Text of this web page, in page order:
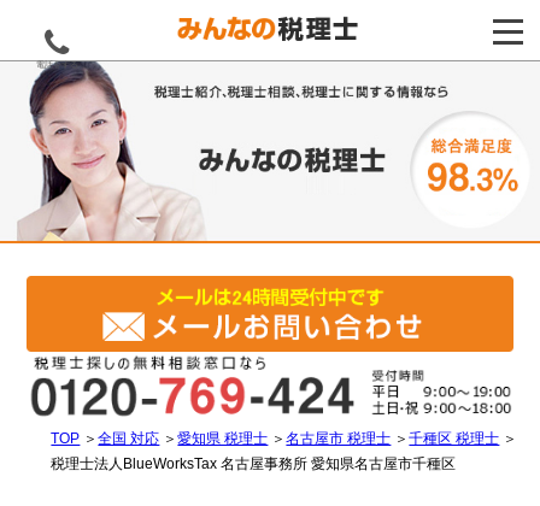
電話をする
TOP ＞全国 対応 ＞愛知県 税理士 ＞名古屋市 税理士 ＞千種区 税理士 ＞
税理士法人BlueWorksTax 名古屋事務所 愛知県名古屋市千種区